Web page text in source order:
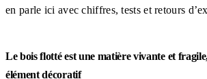
en parle ici avec chiffres, tests et retours
Le bois flotté est une matière vivante et
élément décoratif